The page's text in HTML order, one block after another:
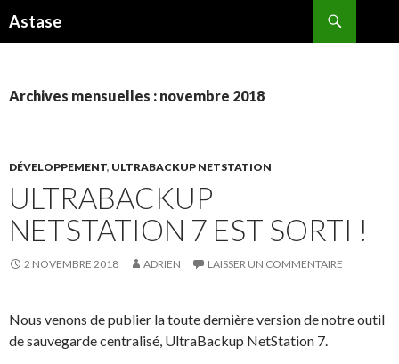
Astase
Archives mensuelles : novembre 2018
DÉVELOPPEMENT, ULTRABACKUP NETSTATION
ULTRABACKUP
NETSTATION 7 EST SORTI !
2 NOVEMBRE 2018 ADRIEN LAISSER UN COMMENTAIRE
Nous venons de publier la toute dernière version de notre outil
de sauvegarde centralisé, UltraBackup NetStation 7.